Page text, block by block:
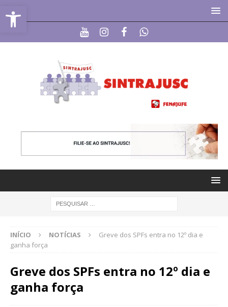
Abrir a barra de ferramentas
INÍCIO NOTÍCIAS
Greve dos SPFs entra no 12º dia e
ganha força
Greve dos SPFs entra no 12º dia e
ganha força